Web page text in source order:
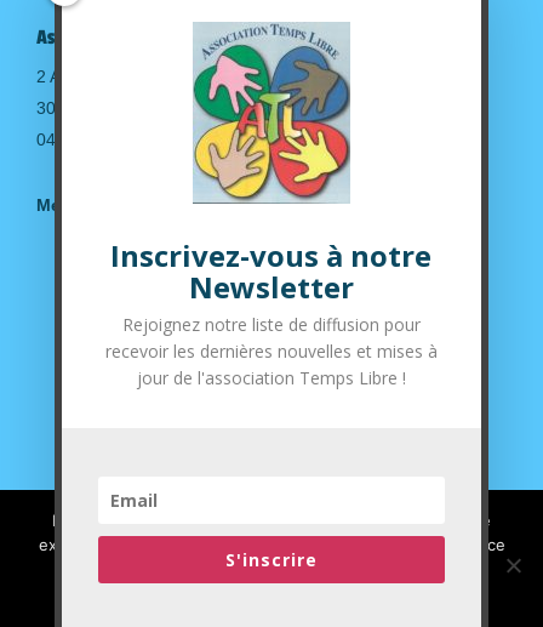
Association Temps Libre
2 Avenue de la gare
30190 Saint-Geniès de Malgoirès
04.66.63.14.36
Mentions légales
Suivez-nous sur nos réseaux sociaux
Inscrivez-vous à notre
Newsletter
Rejoignez notre liste de diffusion pour
recevoir les dernières nouvelles et mises à
jour de l'association Temps Libre !
S'inscrire
Nous utilisons des cookies pour vous garantir la meilleure
expérience sur notre site web. Si vous continuez à utiliser ce
site, nous supposerons que vous en êtes satisfait.